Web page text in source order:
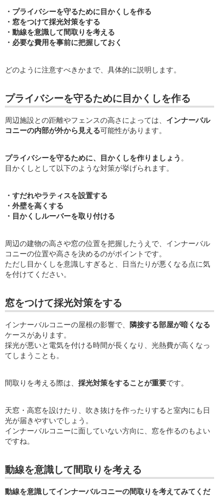
・プライバシーを守るために目かくしを作る
・窓をつけて採光対策をする
・動線を意識して間取りを考える
・必要な費用を事前に把握しておく
どのように注意すべきかまで、具体的に説明します。
プライバシーを守るために目かくしを作る
周辺施設との距離やフェンスの高さによっては、 インナーバル
コニーの内部が外から見える可能性があります。
プライバシーを守るために、目かくしを作りましょう 。
目かくしとして以下のような対策が挙げられます。
・すだれやラティスを設置する
・外壁を高くする
・目かくしルーバーを取り付ける
周辺の建物の高さや窓の位置を把握したうえで、インナーバル
コニーの位置や高さを決めるのがポイントです。
ただし目かくしを意識しすぎると、日当たりが悪くなる点に気
を付けてください。
窓をつけて採光対策をする
インナーバルコニーの屋根の影響で、
隣接する部屋が暗くなる
ケースがあります。
採光が悪いと電気を付ける時間が長くなり、光熱費が高くなっ
てしまうことも。
間取りを考える際は、 採光対策をすることが重要です。
天窓・高窓を設けたり、吹き抜けを作ったりすると室内にも日
光が届きやすいでしょう。
インナーバルコニーに面していない方向に、窓を作るのもよい
ですね。
動線を意識して間取りを考える
動線を意識してインナーバルコニーの間取りを考えてみてくだ